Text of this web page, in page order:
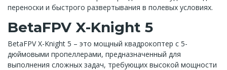
переноски и быстрого развертывания в полевых условиях.
BetaFPV X-Knight 5
BetaFPV X-Knight 5 – это мощный квадрокоптер с 5-
дюймовыми пропеллерами, предназначенный для
выполнения сложных задач, требующих высокой мощности